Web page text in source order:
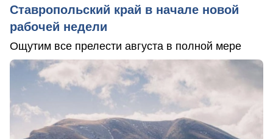
Ставропольский край в начале новой
рабочей недели
Ощутим все прелести августа в полной мере